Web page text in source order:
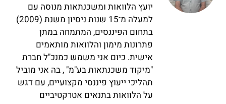
יועץ הלוואות ומשכנתאות מנוסה עם
למעלה מ־15 שנות ניסיון משנת (2009)
בתחום הפיננסים, המתמחה במתן
פתרונות מימון והלוואות מותאמים
אישית. כיום אני משמש כמנכ"ל חברת
"מיקוד משכנתאות בע"מ" , בה אני מוביל
תהליכי ייעוץ פיננסי מקצועיים, עם דגש
על הלוואות בתנאים אטרקטיביים